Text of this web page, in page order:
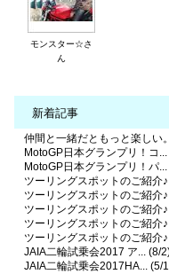
モンスター☆さ
ん
新着記事
仲間と一緒だともっと楽しい
MotoGP日本グランプリ！コ
MotoGP日本グランプリ！パ
ツーリングスポットのご紹介
ツーリングスポットのご紹介
ツーリングスポットのご紹介
ツーリングスポットのご紹介
ツーリングスポットのご紹介
JAIA二輪試乗会2017 ア... (8/
JAIA二輪試乗会2017HA... (5/